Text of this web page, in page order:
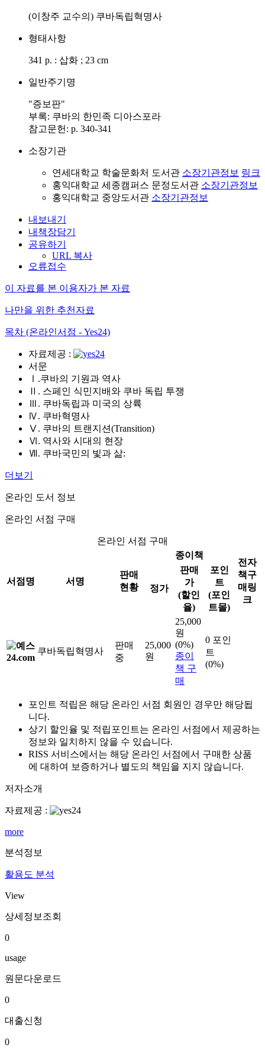
(이창주 교수의) 쿠바독립혁명사
형태사항
341 p. : 삽화 ; 23 cm
일반주기명
"증보판"
부록: 쿠바의 한민족 디아스포라
참고문헌: p. 340-341
소장기관
연세대학교 학술문화처 도서관 소장기관정보 링크
홍익대학교 세종캠퍼스 문정도서관 소장기관정보
홍익대학교 중앙도서관 소장기관정보
내보내기
내책장담기
공유하기
URL 복사
오류접수
이 자료를 본 이용자가 본 자료
나만을 위한 추천자료
목차 (온라인서점 - Yes24)
자료제공 :
서문
Ⅰ.쿠바의 기원과 역사
Ⅱ. 스페인 식민지배와 쿠바 독립 투쟁
Ⅲ. 쿠바독립과 미국의 상륙
Ⅳ. 쿠바혁명사
Ⅴ. 쿠바의 트랜지션(Transition)
Ⅵ. 역사와 시대의 현장
Ⅶ. 쿠바국민의 빛과 삶:
더보기
온라인 도서 정보
온라인 서점 구매
온라인 서점 구매
서점명 서명
판매
현황
종이책
전자
책구
매링
크
정가
판매
가
(할인
율)
포인
트
(포인
트몰)
쿠바독립혁명사
판매
중
25,000
원
25,000
원
(0%)
종이
책 구
매
0 포인
트
(0%)
포인트 적립은 해당 온라인 서점 회원인 경우만 해당됩
니다.
상기 할인율 및 적립포인트는 온라인 서점에서 제공하는
정보와 일치하지 않을 수 있습니다.
RISS 서비스에서는 해당 온라인 서점에서 구매한 상품
에 대하여 보증하거나 별도의 책임을 지지 않습니다.
저자소개
자료제공 :
more
분석정보
활용도 분석
View
상세정보조회
0
usage
원문다운로드
0
대출신청
0